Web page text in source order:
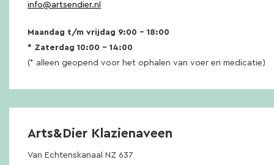
info@artsendier.nl
Maandag t/m vrijdag 9:00 – 18:00
* Zaterdag 10:00 – 14:00
(* alleen geopend voor het ophalen van voer en medicatie)
Arts&Dier Klazienaveen
Van Echtenskanaal NZ 637